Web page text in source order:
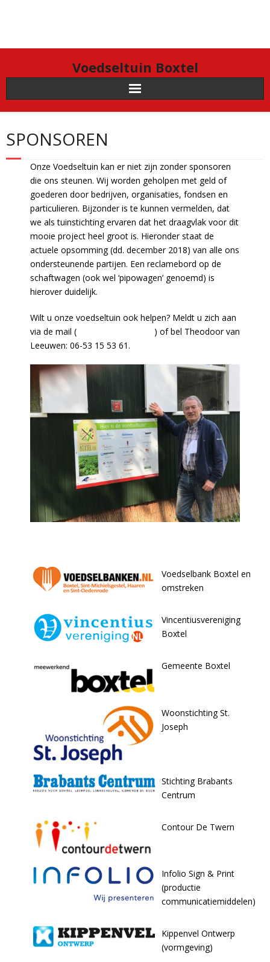
Voedseltuin Boxtel
SPONSOREN
Onze Voedseltuin kan er niet zijn zonder sponsoren
die ons steunen. Wij worden geholpen met geld of
goederen door bedrijven, organisaties, fondsen en
particulieren. Bijzonder is te kunnen vermelden, dat
we als tuinstichting ervaren dat het draagvlak voor dit
mooie project heel groot is. Hieronder staat de
actuele opsomming (dd. december 2018) van alle ons
ondersteunende partijen. Een reclamebord op de
schaftwagen (ook wel ‘pipowagen’ genoemd) is
hierover duidelijk.
Wilt u onze voedseltuin ook helpen? Meldt u zich aan
via de mail (
) of bel Theodoor van
Leeuwen: 06-53 15 53 61.
Voedselbank Boxtel en
omstreken
Vincentiusvereniging
Boxtel
Gemeente Boxtel
Woonstichting St.
Joseph
Stichting Brabants
Centrum
Contour De Twern
Infolio Sign & Print
(productie
communicatiemiddelen)
Kippenvel Ontwerp
(vormgeving)